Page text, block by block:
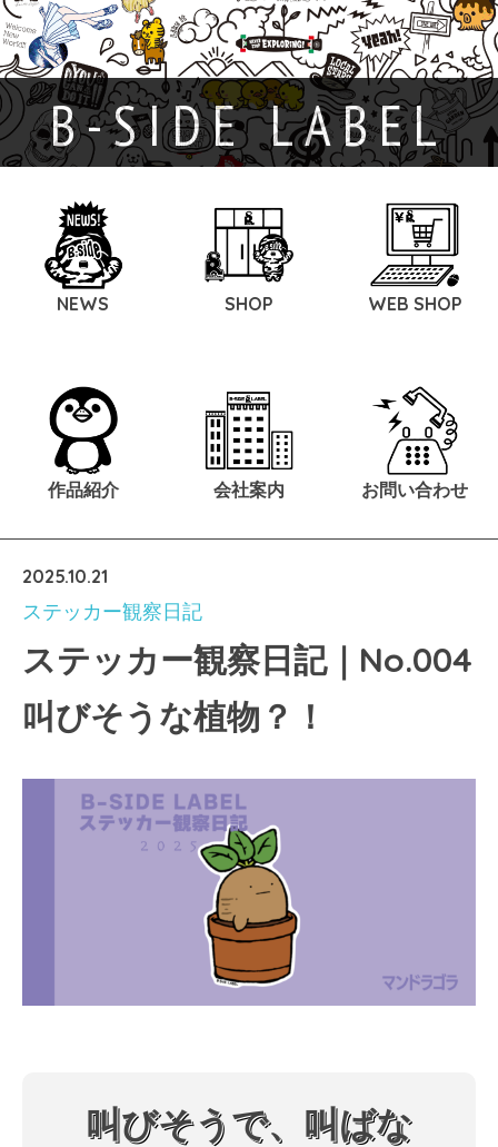
B-SIDE LABEL
NEWS SHOP WEB SHOP
作品紹介 会社案内 お問い合わせ
2025.10.21
ステッカー観察日記
ステッカー観察日記｜No.004
叫びそうな植物？！
叫びそうで、叫ばな